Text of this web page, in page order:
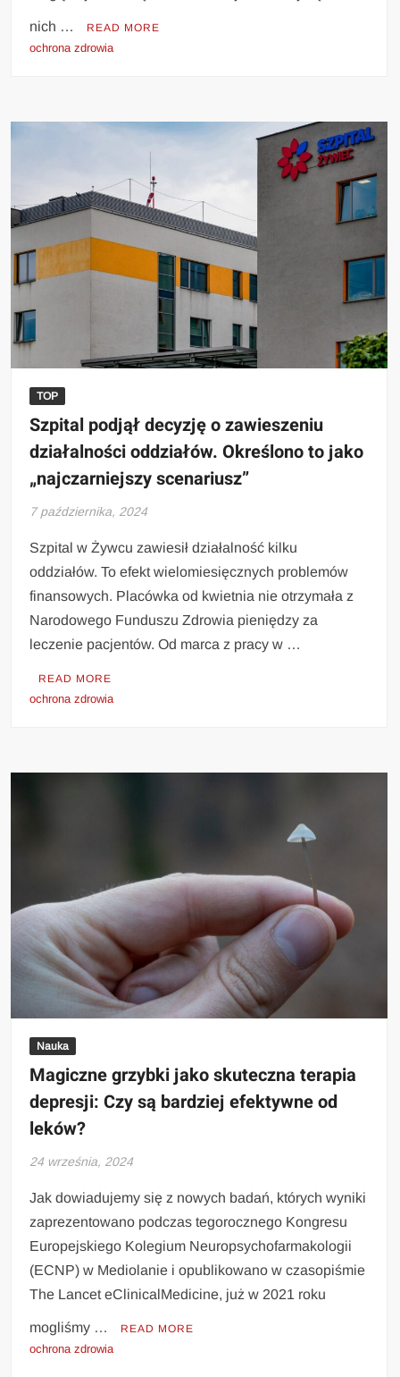
nich … READ MORE
ochrona zdrowia
TOP
Szpital podjął decyzję o zawieszeniu
działalności oddziałów. Określono to jako
„najczarniejszy scenariusz”
7 października, 2024
Szpital w Żywcu zawiesił działalność kilku
oddziałów. To efekt wielomiesięcznych problemów
finansowych. Placówka od kwietnia nie otrzymała z
Narodowego Funduszu Zdrowia pieniędzy za
leczenie pacjentów. Od marca z pracy w …
READ MORE
ochrona zdrowia
Nauka
Magiczne grzybki jako skuteczna terapia
depresji: Czy są bardziej efektywne od
leków?
24 września, 2024
Jak dowiadujemy się z nowych badań, których wyniki
zaprezentowano podczas tegorocznego Kongresu
Europejskiego Kolegium Neuropsychofarmakologii
(ECNP) w Mediolanie i opublikowano w czasopiśmie
The Lancet eClinicalMedicine, już w 2021 roku
mogliśmy … READ MORE
ochrona zdrowia